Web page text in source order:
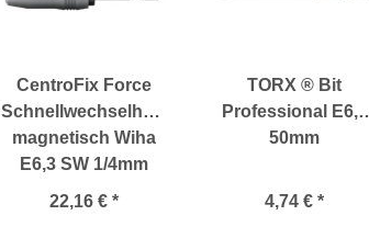
CentroFix Force
Schnellwechselhalter
magnetisch Wiha
E6,3 SW 1/4mm
22,16 € *
TORX ® Bit
Professional E6,3
50mm
4,74 € *